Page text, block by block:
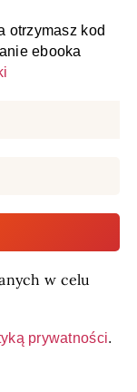
otrzymasz kod
ebooka
w celu
prywatności.